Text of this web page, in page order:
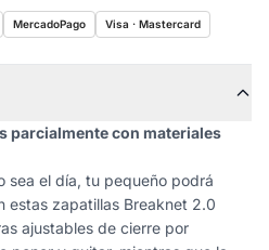
MercadoPago Visa · Mastercard
parcialmente con materiales
sea el día, tu pequeño podrá
estas zapatillas Breaknet 2.0
ajustables de cierre por